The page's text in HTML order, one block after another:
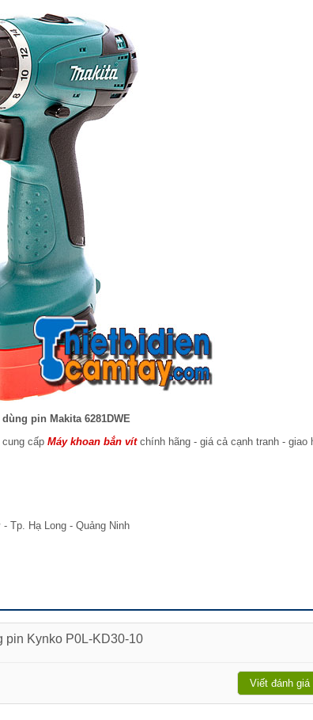
pin Makita 6281DWE
cấp Máy khoan bắn vít chính hãng - giá cả cạnh tranh - giao
Tp. Hạ Long - Quảng Ninh
pin Kynko P0L-KD30-10
Viết đánh giá